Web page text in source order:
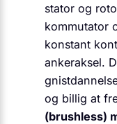
stator og
kommutator
konstant
ankeraksel.
og billig at
(brushless)